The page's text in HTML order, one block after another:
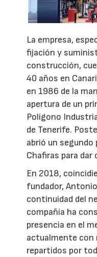
La empresa,
fijación y
construcción,
40 años en
en 1986 de la
apertura de un
Polígono
de Tenerife.
abrió un
Chafiras para dar
En 2018,
fundador,
continuidad del
compañía ha
presencia en el
actualmente con
repartidos por